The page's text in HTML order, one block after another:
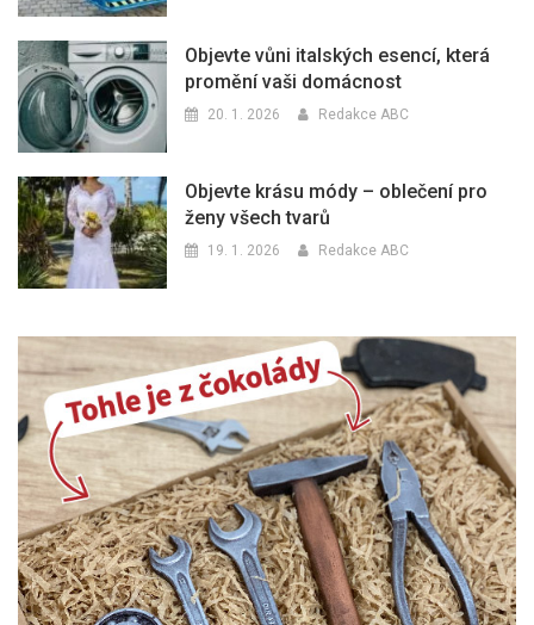
Objevte vůni italských esencí, která
promění vaši domácnost
20. 1. 2026 Redakce ABC
Objevte krásu módy – oblečení pro
ženy všech tvarů
19. 1. 2026 Redakce ABC